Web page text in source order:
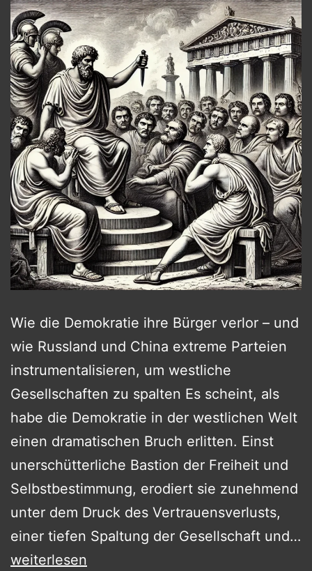
Wie die Demokratie ihre Bürger verlor – und
wie Russland und China extreme Parteien
instrumentalisieren, um westliche
Gesellschaften zu spalten Es scheint, als
habe die Demokratie in der westlichen Welt
einen dramatischen Bruch erlitten. Einst
unerschütterliche Bastion der Freiheit und
Selbstbestimmung, erodiert sie zunehmend
unter dem Druck des Vertrauensverlusts,
einer tiefen Spaltung der Gesellschaft und…
Verlieren
weiterlesen